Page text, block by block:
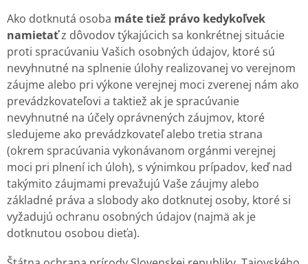
Ako dotknutá osoba máte tiež právo kedykoľvek
namietaťz dôvodov týkajúcich sa konkrétnej situácie
proti spracúvaniu Vašich osobných údajov, ktoré sú
nevyhnutné na splnenie úlohy realizovanej vo verejnom
záujme alebo pri výkone verejnej moci zverenej nám ako
prevádzkovateľovi a taktiež ak je spracúvanie
nevyhnutné na účely oprávnených záujmov, ktoré
sledujeme ako prevádzkovateľ alebo tretia strana
(okrem spracúvania vykonávanom orgánmi verejnej
moci pri plnení ich úloh), s výnimkou prípadov, keď nad
takýmito záujmami prevažujú Vaše záujmy alebo
základné práva a slobody ako dotknutej osoby, ktoré si
vyžadujú ochranu osobných údajov (najmä ak je
dotknutou osobou dieťa).